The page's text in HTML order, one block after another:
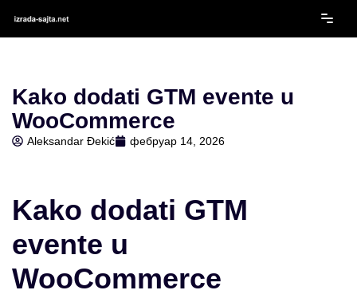
Kako dodati GTM evente u
WooCommerce
Aleksandar Đekić фебруар 14, 2026
Kako dodati GTM
evente u
WooCommerce